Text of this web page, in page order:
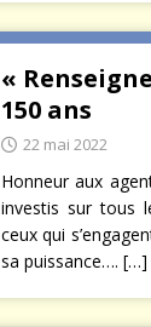
«
150 ans
22 mai 2022
Honneur aux
investis sur tous
ceux qui
sa puissance…. […]